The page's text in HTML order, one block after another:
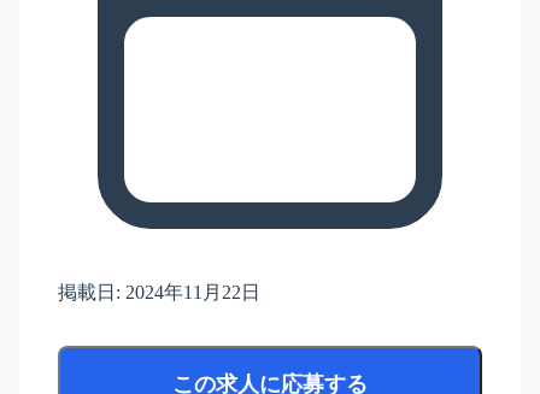
掲載日: 2024年11月22日
この求人に応募する